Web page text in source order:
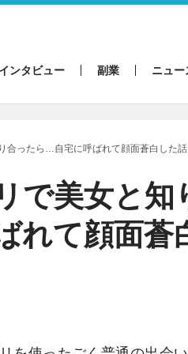
ンタビュー 副業 ニュー
合ったら…自宅に呼ばれて顔面蒼白した話
で美女と知
れて顔面蒼